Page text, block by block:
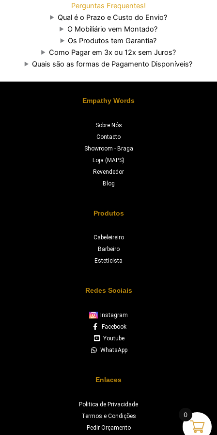
Perguntas Frequentes!
Qual é o Prazo e Custo do Envio?
O Mobiliário vem Montado?
Os Produtos tem Garantia?
Como Pagar em 3x ou 12x sem Juros?
Quais são as formas de Pagamento Disponíveis?
Empathy Words
Sobre Nós
Contacto
Showroom - Braga
Loja (MAPS)
Revendedor
Blog
Produtos
Cabeleireiro
Barbeiro
Esteticista
Redes Sociais
Instagram
Facebook
Youtube
WhatsApp
Enlaces
Politica de Privacidade
Termos e Condições
Pedir Orçamento
0